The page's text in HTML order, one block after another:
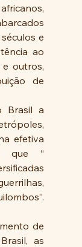
e
ao
outros,
de
Brasil a
efetiva
que “
de
as